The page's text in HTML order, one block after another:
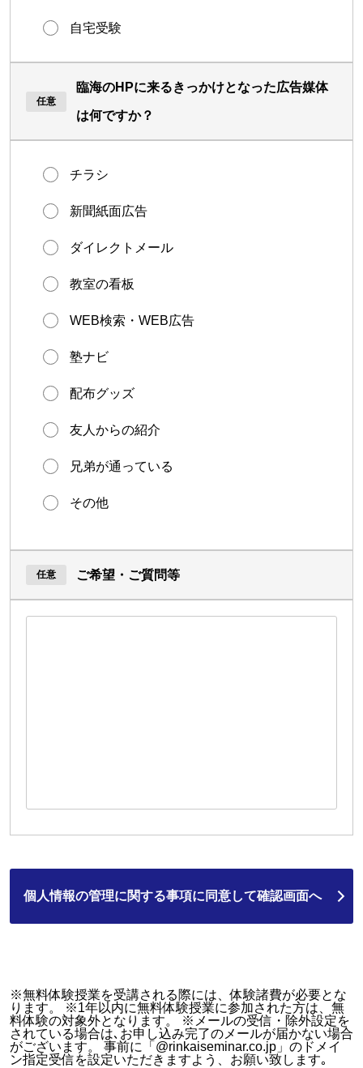
自宅受験
臨海のHPに来るきっかけとなった広告媒体
は何ですか？
チラシ
新聞紙面広告
ダイレクトメール
教室の看板
WEB検索・WEB広告
塾ナビ
配布グッズ
友人からの紹介
兄弟が通っている
その他
ご希望・ご質問等
※無料体験授業を受講される際には、体験諸費が必要とな
ります。 ※1年以内に無料体験授業に参加された方は、無
料体験の対象外となります。 ※メールの受信・除外設定を
されている場合は､お申し込み完了のメールが届かない場合
がございます。 事前に「@rinkaiseminar.co.jp」のドメイ
ン指定受信を設定いただきますよう、お願い致します｡